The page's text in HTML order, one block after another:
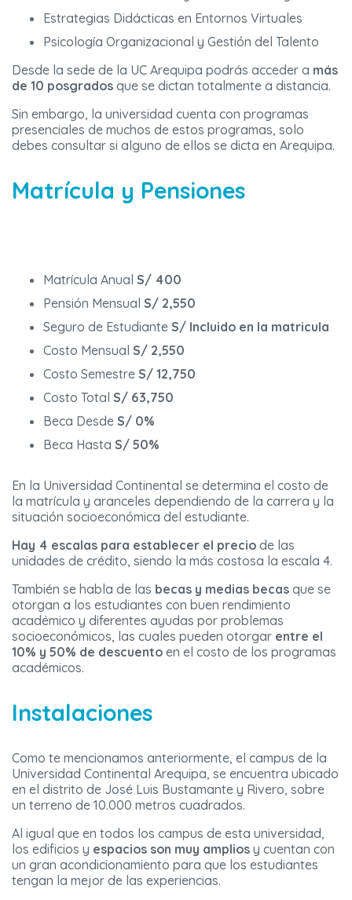
Estrategias Didácticas en Entornos Virtuales
Psicología Organizacional y Gestión del Talento
Desde la sede de la UC Arequipa podrás acceder a más
de 10 posgrados que se dictan totalmente a distancia.
Sin embargo, la universidad cuenta con programas
presenciales de muchos de estos programas, solo
debes consultar si alguno de ellos se dicta en Arequipa.
Matrícula y Pensiones
Matrícula Anual S/ 400
Pensión Mensual S/ 2,550
Seguro de Estudiante S/ Incluido en la matricula
Costo Mensual S/ 2,550
Costo Semestre S/ 12,750
Costo Total S/ 63,750
Beca Desde S/ 0%
Beca Hasta S/ 50%
En la Universidad Continental se determina el costo de
la matrícula y aranceles dependiendo de la carrera y la
situación socioeconómica del estudiante.
Hay 4 escalas para establecer el precio de las
unidades de crédito, siendo la más costosa la escala 4.
También se habla de las becas y medias becas que se
otorgan a los estudiantes con buen rendimiento
académico y diferentes ayudas por problemas
socioeconómicos, las cuales pueden otorgar entre el
10% y 50% de descuento en el costo de los programas
académicos.
Instalaciones
Como te mencionamos anteriormente, el campus de la
Universidad Continental Arequipa, se encuentra ubicado
en el distrito de José Luis Bustamante y Rivero, sobre
un terreno de 10.000 metros cuadrados.
Al igual que en todos los campus de esta universidad,
los edificios y espacios son muy amplios y cuentan con
un gran acondicionamiento para que los estudiantes
tengan la mejor de las experiencias.